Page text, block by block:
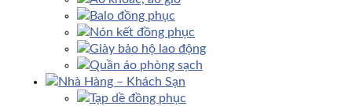
Balo đồng phục
Nón kết đồng phục
Giày bảo hộ lao động
Quần áo phòng sạch
Nhà Hàng – Khách Sạn
Tạp dề đồng phục